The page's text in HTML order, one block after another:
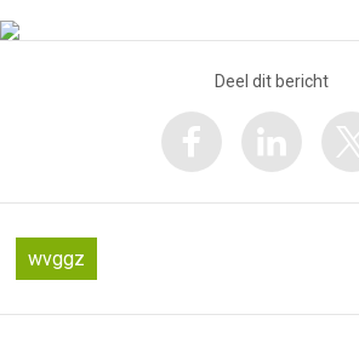
Deel dit bericht
wvggz